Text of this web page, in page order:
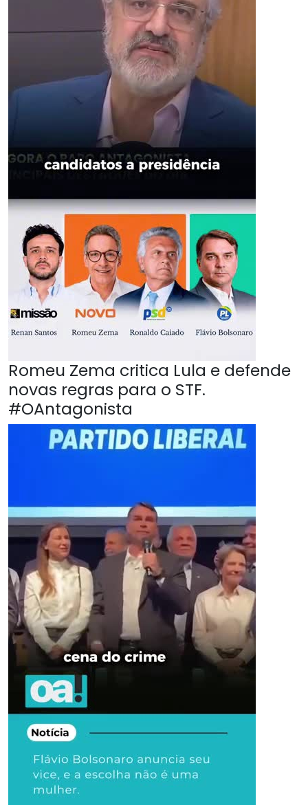
Romeu Zema critica Lula e defende
novas regras para o STF.
#OAntagonista